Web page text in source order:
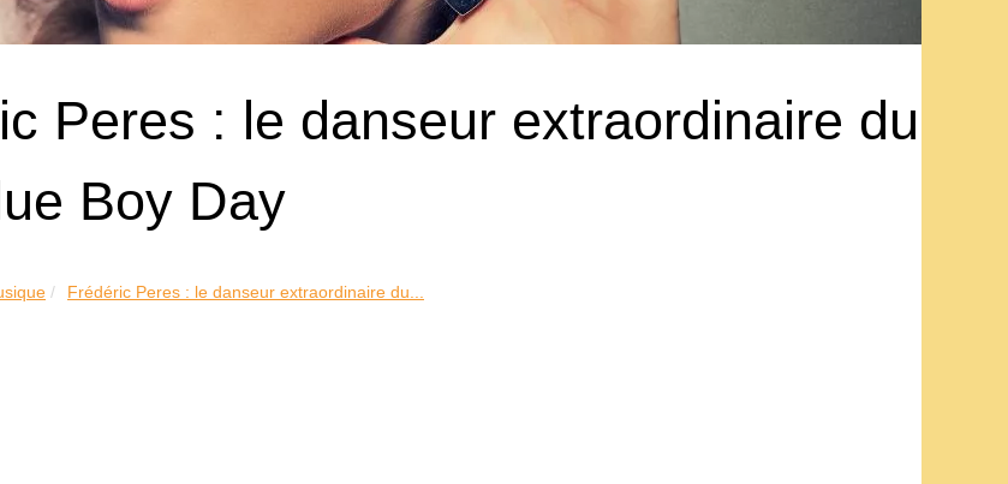
Peres : le danseur extraordinaire du
Boy Day
Frédéric Peres : le danseur extraordinaire du...